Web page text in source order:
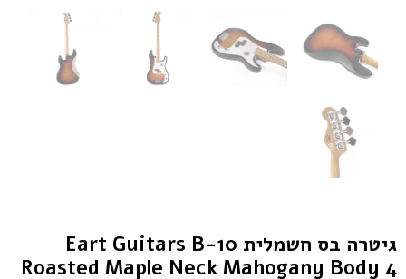
גיטרה בס חשמלית Eart Guitars B-10
Roasted Maple Neck Mahogany Body 4